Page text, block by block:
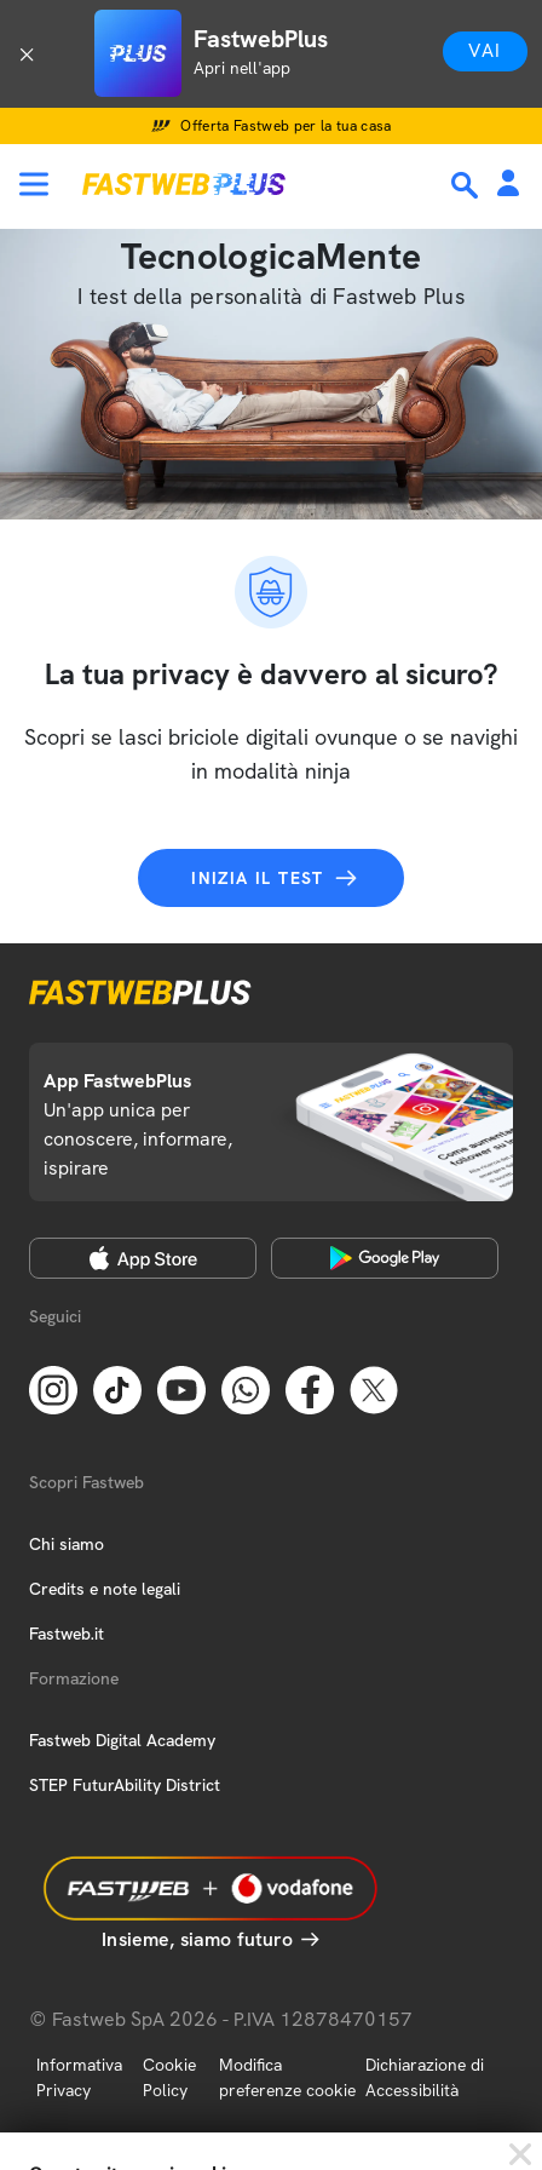
FastwebPlus
Apri nell'app
VAI
Offerta Fastweb per la tua casa
TecnologicaMente
I test della personalità di Fastweb Plus
La tua privacy è davvero al sicuro?
Scopri se lasci briciole digitali ovunque o se navighi
in modalità ninja
INIZIA IL TEST
App FastwebPlus
Un'app unica per
conoscere, informare,
ispirare
Seguici
Scopri Fastweb
Chi siamo
Credits e note legali
Fastweb.it
Formazione
Fastweb Digital Academy
STEP FuturAbility District
Insieme, siamo futuro
© Fastweb SpA 2026 - P.IVA 12878470157
Informativa
Privacy
Cookie
Policy
Modifica
preferenze cookie
Dichiarazione di
Accessibilità